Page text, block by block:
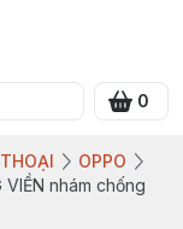
0
OPPO
VIỀN nhám chống